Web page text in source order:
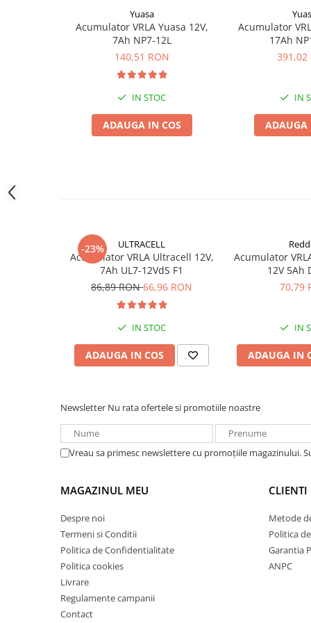
Baterii si acumulatori gel si VRLA
Baterii si acumulatori AGM VRLA
SLA AGM (Sealed Lead Acid)
Deep Cycle - Tractiune/Semi-
Marine & Caravan
Pachete acumulatori VRLA
Sisteme de management (BMS)
Redresoare, incarcatoare si testere
Redresoare auto, moto, barci si
sisteme de urgenta - acumulator
UPS Calculatoare si Servere
UPS Trifazat
PDUs unitati de distributie a
energiei electrice
Cabinete baterii
Acumulatori UPS
Drumetii / Camping
Frigidere portabile
Yuasa
Acumulator VRLA Yuasa 12V,
7Ah NP7-12L
140,51 RON
IN STOC
ADAUGA IN COS
Acumulator
17Ah
391,02
IN
ADAUGA
-23% ULTRACELL
Acumulator VRLA Ultracell 12V,
7Ah UL7-12VdS F1
86,89 RON66,96 RON
IN STOC
ADAUGA IN COS
Acumulator
12V 5Ah
70,79
IN
ADAUGA IN
Newsletter Nu rata ofertele si promotiile noastre
Vreau sa primesc newslettere cu promoțiile magazinului.
MAGAZINUL MEU
Despre noi
Termeni si Conditii
Politica de Confidentialitate
Politica cookies
Livrare
Regulamente campanii
Contact
CLIENTI
Metode
Politica
Garantia
ANPC